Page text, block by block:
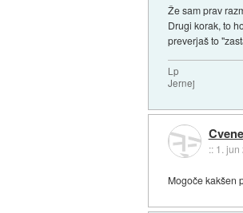
Že sam prav
Drugi korak, to
preverjaš to
Lp
Jernej
:: 1. jun
Mogoče kakšen